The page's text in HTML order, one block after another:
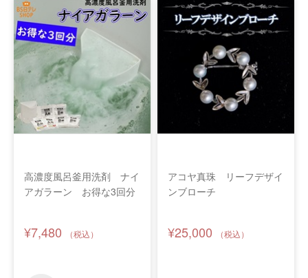
高濃度風呂釜用洗剤 ナイ
アガラーン お得な3回分
¥7,480
アコヤ真珠 リーフデザイ
ンブローチ
¥25,000